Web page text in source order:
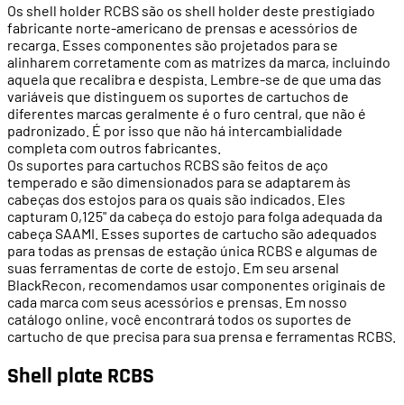
Os shell holder RCBS são os shell holder deste prestigiado
fabricante norte-americano de prensas e acessórios de
recarga. Esses componentes são projetados para se
alinharem corretamente com as matrizes da marca, incluindo
aquela que recalibra e despista. Lembre-se de que uma das
variáveis ​​que distinguem os suportes de cartuchos de
diferentes marcas geralmente é o furo central, que não é
padronizado. É por isso que não há intercambialidade
completa com outros fabricantes.
Os suportes para cartuchos RCBS são feitos de aço
temperado e são dimensionados para se adaptarem às
cabeças dos estojos para os quais são indicados. Eles
capturam 0,125" da cabeça do estojo para folga adequada da
cabeça SAAMI. Esses suportes de cartucho são adequados
para todas as prensas de estação única RCBS e algumas de
suas ferramentas de corte de estojo. Em seu arsenal
BlackRecon, recomendamos usar componentes originais de
cada marca com seus acessórios e prensas. Em nosso
catálogo online, você encontrará todos os suportes de
cartucho de que precisa para sua prensa e ferramentas RCBS.
Shell plate RCBS